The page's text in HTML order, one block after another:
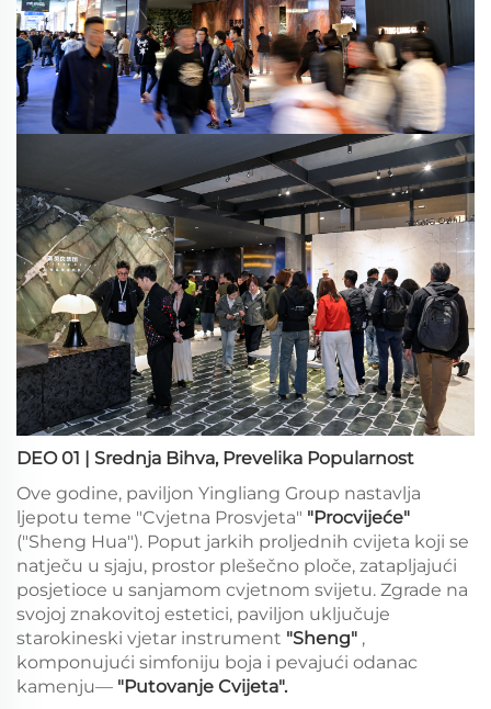
DEO 01 | Srednja Bihva, Prevelika Popularnost
Ove godine, paviljon Yingliang Group nastavlja
ljepotu teme "Cvjetna Prosvjeta" "Procvijeće"
("Sheng Hua"). Poput jarkih proljednih cvijeta koji se
natječu u sjaju, prostor plešečno ploče, zatapljajući
posjetioce u sanjamom cvjetnom svijetu. Zgrade na
svojoj znakovitoj estetici, paviljon uključuje
starokineski vjetar instrument "Sheng" ,
komponujući simfoniju boja i pevajući odanac
kamenju— "Putovanje Cvijeta".